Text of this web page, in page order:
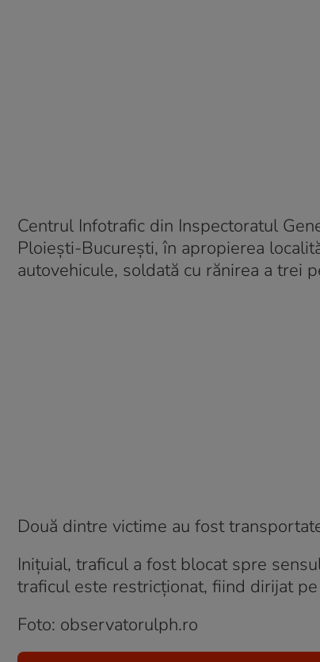
Centrul Infotrafic din Inspectoratul
Ploiești-București, în apropierea
autovehicule, soldată cu rănirea a trei
Două dintre victime au fost
Inițuial, traficul a fost blocat spre
traficul este restricționat, fiind dirijat
Foto: observatorulph.ro